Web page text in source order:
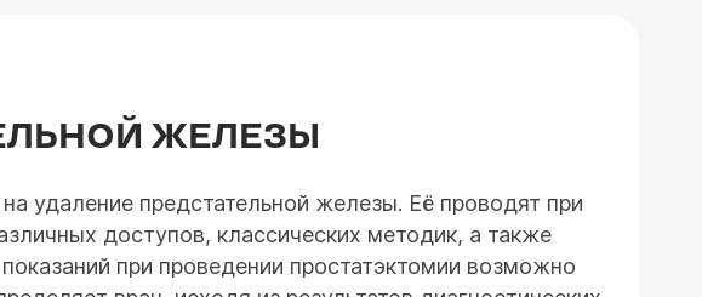
ЖЕЛЕЗЫ
удаление предстательной железы. Её проводят при
доступов, классических методик, а также
при проведении простатэктомии возможно